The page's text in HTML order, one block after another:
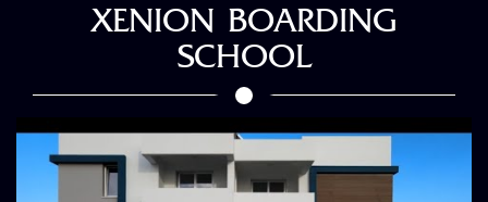
XENION BOARDING
SCHOOL